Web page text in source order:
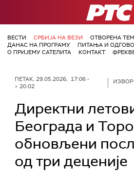
РТС
ВЕСТИ СРБИЈА НА ВЕЗИ
ОТВОРЕНА
ДАНАС НА ПРОГРАМУ
ПИТАЊА И
О ПРИЈЕМУ САТЕЛИТА
КОНТАКТ
ПЕТАК, 29.05.2026, 17:06 -
> 20:02
ИЗВОР:
Директни
Београда и
обновљени
од три деценије